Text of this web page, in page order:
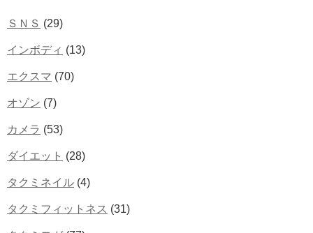
ＳＮＳ (29)
インボディ (13)
エクスマ (70)
オゾン (7)
カメラ (53)
ダイエット (28)
タクミネイル (4)
タクミフィットネス (31)